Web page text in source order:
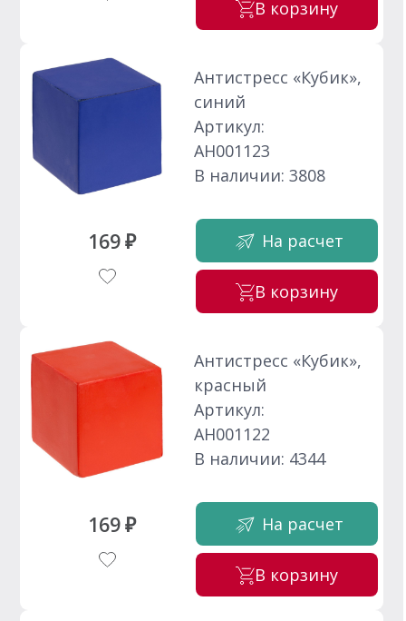
В корзину
169 ₽
Антистресс «Кубик»,
синий
Артикул:
АН001123
В наличии: 3808
На расчет
В корзину
169 ₽
Антистресс «Кубик»,
красный
Артикул:
АН001122
В наличии: 4344
На расчет
В корзину